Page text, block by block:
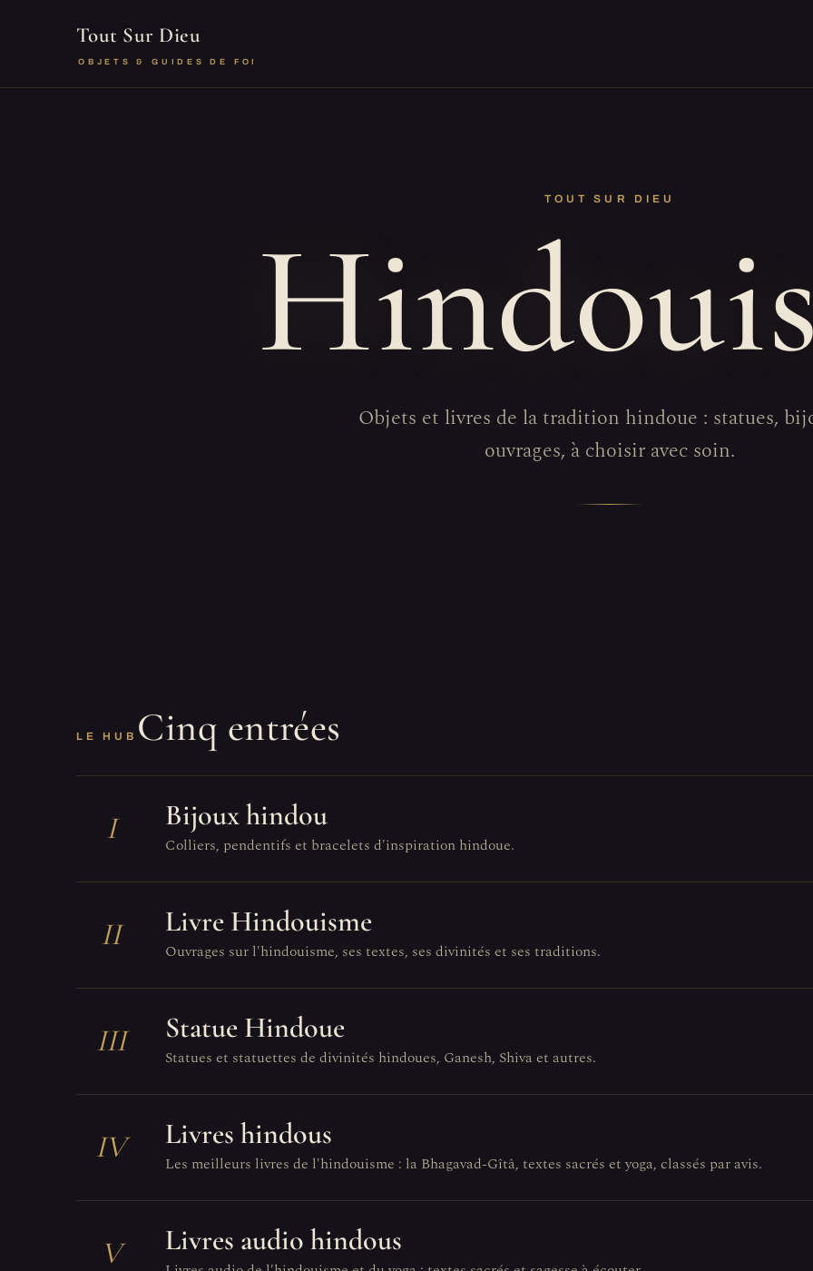
Tout Sur Dieu
OBJETS & GUIDES DE FOI
TOUT SUR DIEU
Objets et livres de la tradition hindoue : statues,
ouvrages, à choisir avec soin.
LE HUB Cinq entrées
I Bijoux hindou
Colliers, pendentifs et bracelets d'inspiration hindoue.
II Livre Hindouisme
Ouvrages sur l'hindouisme, ses textes, ses divinités et ses traditions.
III Statue Hindoue
Statues et statuettes de divinités hindoues, Ganesh, Shiva et autres.
IV Livres hindous
Les meilleurs livres de l'hindouisme : la Bhagavad-Gîtâ, textes sacrés et yoga, classés par avis.
V Livres audio hindous